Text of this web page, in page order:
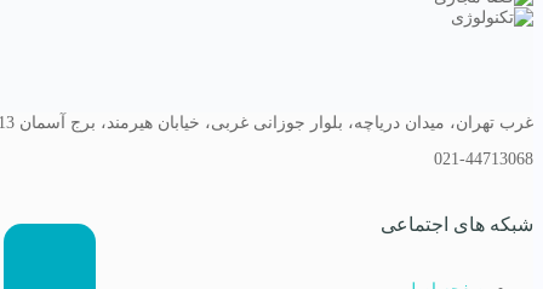
غرب تهران، میدان دریاچه، بلوار جوزانی غربی، خیابان هیرمند، برج آسمان 13
021-44713068
شبکه های اجتماعی